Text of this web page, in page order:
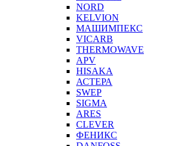
NORD
KELVION
МАШИМПЕКС
VICARB
THERMOWAVE
APV
HISAKA
АСТЕРА
SWEP
SIGMA
ARES
CLEVER
ФЕНИКС